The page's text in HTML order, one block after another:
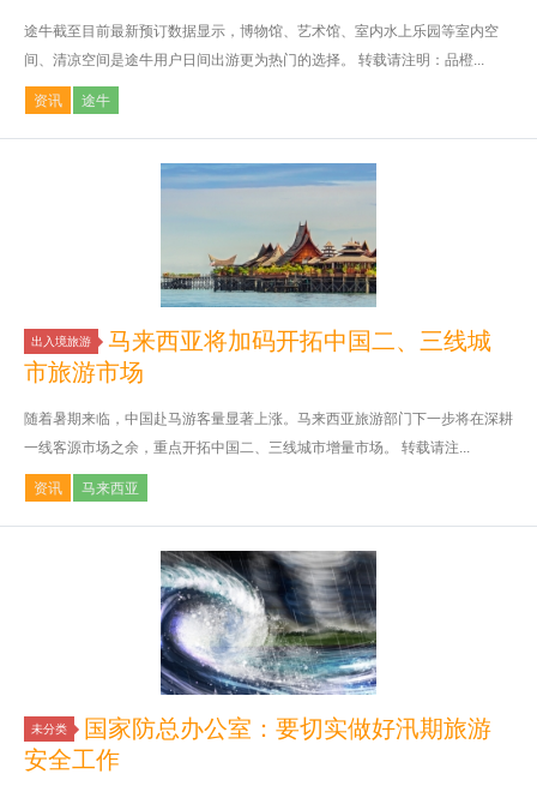
途牛截至目前最新预订数据显示，博物馆、艺术馆、室内水上乐园等室内空
间、清凉空间是途牛用户日间出游更为热门的选择。 转载请注明：品橙...
资讯 途牛
出入境旅游
马来西亚将加码开拓中国二、三线城
市旅游市场
随着暑期来临，中国赴马游客量显著上涨。马来西亚旅游部门下一步将在深耕
一线客源市场之余，重点开拓中国二、三线城市增量市场。 转载请注...
资讯 马来西亚
未分类
国家防总办公室：要切实做好汛期旅游
安全工作